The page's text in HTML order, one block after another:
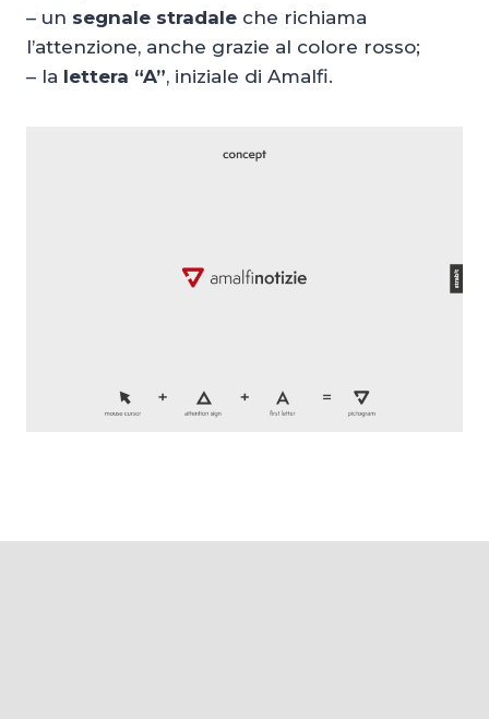
– un segnale stradale che richiama
l’attenzione, anche grazie al colore rosso;
– la lettera “A”, iniziale di Amalfi.